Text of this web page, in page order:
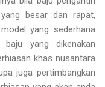
besar dan rapat,
yang sederhana
yang dikenakan
khas nusantara
juga pertimbangkan